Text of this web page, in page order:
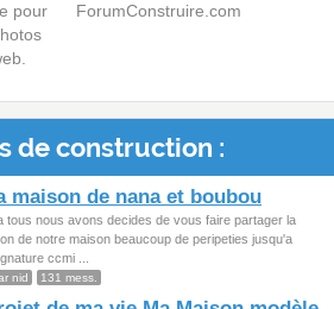
pour
ForumConstruire.com
de construction :
maison de nana et boubou
tous nous avons decides de vous faire partager la
de notre maison beaucoup de peripeties jusqu'a
ccmi ...
nid 131 mess.